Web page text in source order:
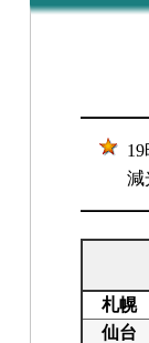
19
減
札幌
仙台